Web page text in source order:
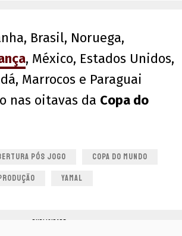
Brasil, Noruega,
, México, Estados Unidos,
Marrocos e Paraguai
nas oitavas da Copa do
PÓS JOGO COPA DO MUNDO
YAMAL
PUBLICIDADE